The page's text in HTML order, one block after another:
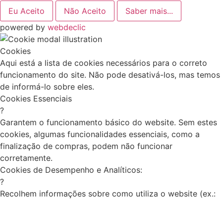
Eu Aceito
Não Aceito
Saber mais...
powered by webdeclic
Cookies
Aqui está a lista de cookies necessários para o correto
funcionamento do site. Não pode desativá-los, mas temos
de informá-lo sobre eles.
Cookies Essenciais
?
Garantem o funcionamento básico do website. Sem estes
cookies, algumas funcionalidades essenciais, como a
finalização de compras, podem não funcionar
corretamente.
Cookies de Desempenho e Analíticos:
?
Recolhem informações sobre como utiliza o website (ex.: